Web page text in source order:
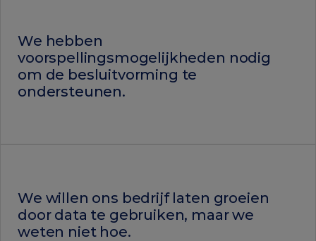
We hebben
voorspellingsmogelijkheden nodig
om de besluitvorming te
ondersteunen.
We willen ons bedrijf laten groeien
door data te gebruiken, maar we
weten niet hoe.